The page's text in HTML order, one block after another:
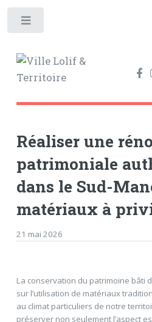
Réaliser une
patrimoniale
dans le Sud-
matériaux à
21 mai 2026
La conservation du patrimoine bâti
sur l’utilisation de matériaux
au climat particuliers de notre
préserver non seulement l’aspect